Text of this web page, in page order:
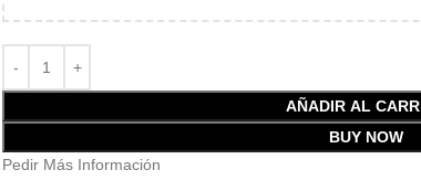
AÑADIR AL
BUY NOW
Pedir Más Información